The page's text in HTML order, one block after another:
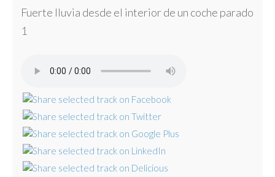
Fuerte lluvia desde el interior de un coche parado
1